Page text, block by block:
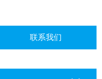
联系我们